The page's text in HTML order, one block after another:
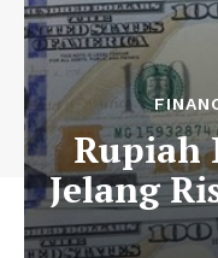
Rupiah
Jelang